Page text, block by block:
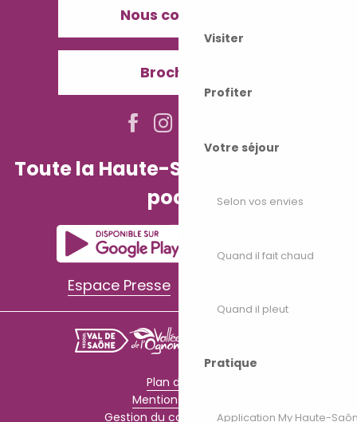
Visiter
Profiter
Votre séjour
Selon vos envies
Quand il fait chaud
Quand il pleut
Pratique
Application My Haute-
Nous contacter
Brochures
Toute la Haute-Saône dans votre
poche
Espace Presse
Plan du site
Mentions légales
Gestion du consentement